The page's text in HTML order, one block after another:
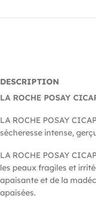
DESCRIPTION
LA ROCHE POSAY
LA ROCHE POSAY
sécheresse intense,
LA ROCHE POSAY
les peaux fragiles et
apaisante et de la
apaisées.